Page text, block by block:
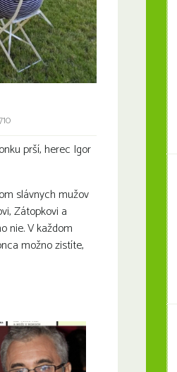
prší, herec Igor
slávnych mužov
Zátopkovi a
nie. V každom
možno zistíte,